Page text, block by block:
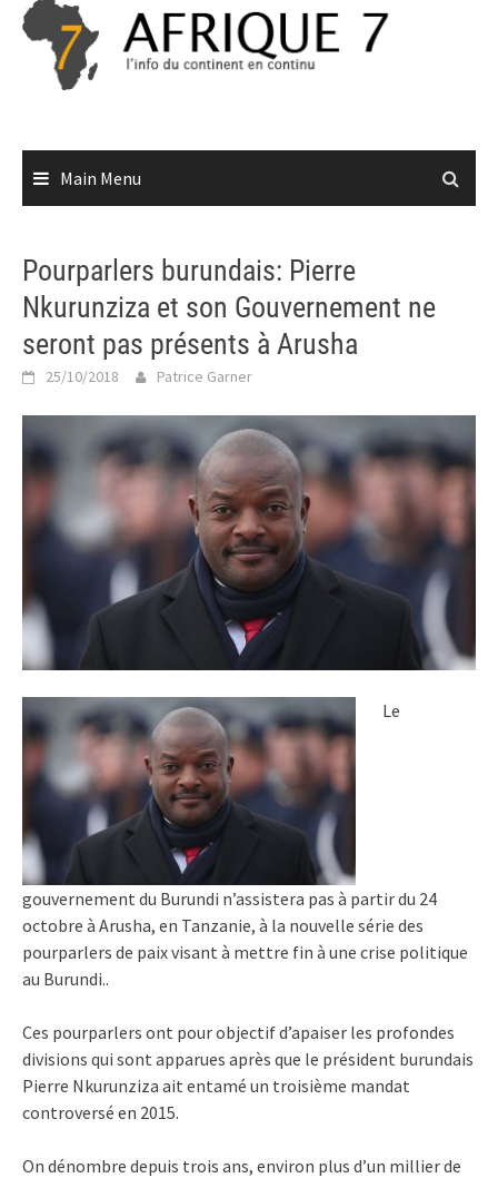
Skip
content
Main Menu
Pourparlers burundais: Pierre
Nkurunziza et son Gouvernement ne
seront pas présents à Arusha
25/10/2018 Patrice Garner
Le
gouvernement du Burundi n’assistera pas à partir du 24
octobre à Arusha, en Tanzanie, à la nouvelle série des
pourparlers de paix visant à mettre fin à une crise politique
au Burundi..
Ces pourparlers ont pour objectif d’apaiser les profondes
divisions qui sont apparues après que le président burundais
Pierre Nkurunziza ait entamé un troisième mandat
controversé en 2015.
On dénombre depuis trois ans, environ plus d’un millier de